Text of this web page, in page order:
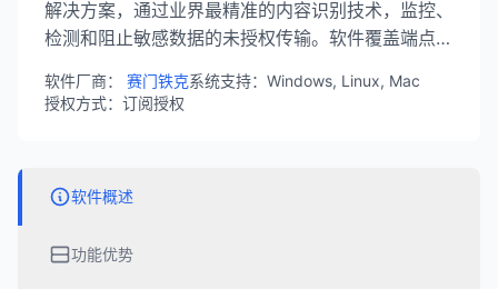
解决方案，通过业界最精准的内容识别技术，监控、
检测和阻止敏感数据的未授权传输。软件覆盖端点、
资产，满足合规要求。
软件厂商： 赛门铁克系统支持：Windows, Linux, Mac
授权方式：订阅授权
软件概述
功能优势